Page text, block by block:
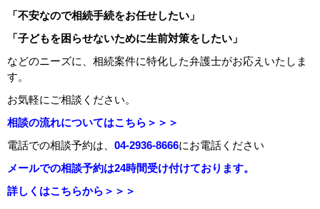
「不安なので相続手続をお任せしたい」
「子どもを困らせないために生前対策をしたい」
などのニーズに、相続案件に特化した弁護士がお応えいたしま
す。
お気軽にご相談ください。
相談の流れについてはこちら＞＞＞
電話での相談予約は、 04-2936-8666にお電話ください
メールでの相談予約は24時間受け付けております。
詳しくはこちらから＞＞＞